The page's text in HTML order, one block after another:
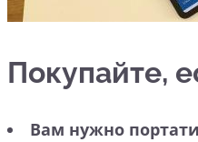
Покупайте,
Вам нужно